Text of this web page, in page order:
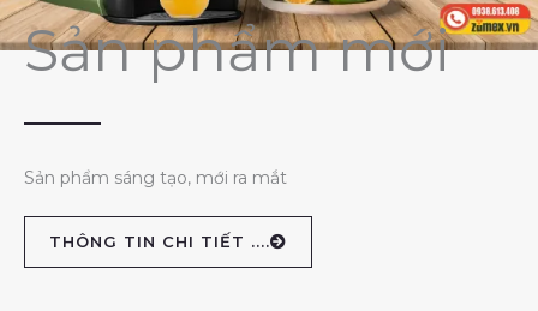
Sản phẩm mới
Sản phẩm sáng tạo, mới ra mắt
THÔNG TIN CHI TIẾT ....